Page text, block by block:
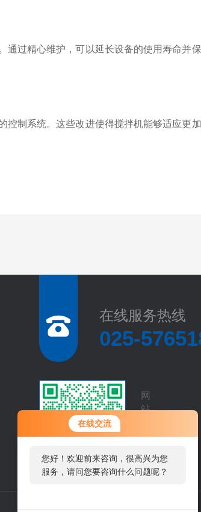
在线交流
您好！欢迎前来咨询，很高兴为您
服务，请问您要咨询什么问题呢？
过精心维护，可以延长设备的使用寿命并
制系统。这些改进使得搅拌机能够适应更
在线服务热线
025-
网
站
维